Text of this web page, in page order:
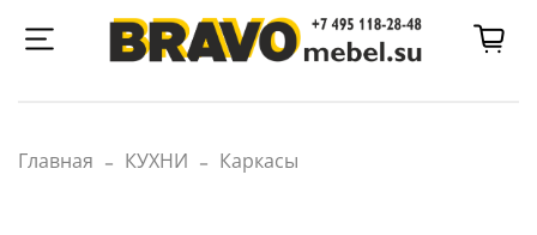
Главная КУХНИ Каркасы